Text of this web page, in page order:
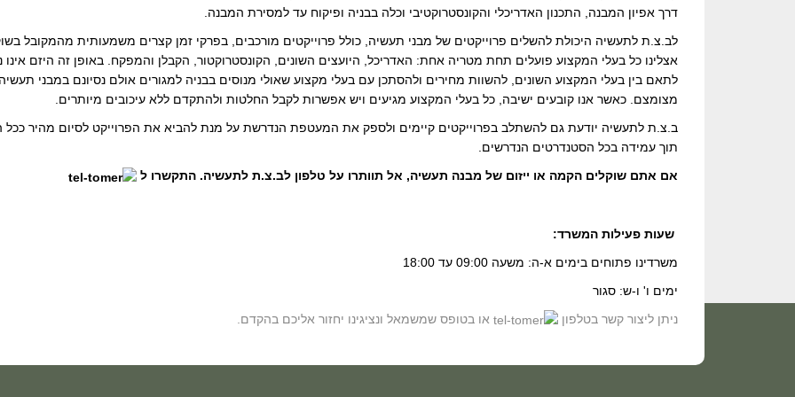
דרך אפיון המבנה, התכנון האדריכלי והקונסטרוקטיבי וכלה בבניה ופיקוח עד למסירת המבנה.
לב.צ.ת לתעשיה היכולת להשלים פרוייקטים של מבני תעשיה, כולל פרוייקטים מורכבים, בפרקי זמן קצרים משמעותית מהמקובל
אצלינו כל בעלי המקצוע פועלים תחת מטריה אחת: האדריכל, היועצים השונים, הקונסטרוקטור, הקבלן והמפקח. באופן זה היזם אינו
לתאם בין בעלי המקצוע השונים, להשוות מחירים ולהסתכן עם בעלי מקצוע שאולי מנוסים בבניה למגורים אולם נסיונם במבני תעשיה
מצומצם. כאשר אנו קובעים ישיבה, כל בעלי המקצוע מגיעים ויש אפשרות לקבל החלטות ולהתקדם ללא עיכובים מיותרים.
ב.צ.ת לתעשיה יודעת גם להשתלב בפרוייקטים קיימים ולספק את המעטפת הנדרשת על מנת להביא את הפרוייקט לסיום מהיר ככל
תוך עמידה בכל הסטנדרטים הנדרשים.
אם אתם שוקלים הקמה או ייזום של מבנה תעשיה, אל תוותרו על טלפון לב.צ.ת לתעשיה. התקשרו ל
שעות פעילות המשרד:
משרדינו פתוחים בימים א-ה: משעה 09:00 עד 18:00
ימים ו' ו-ש: סגור
ניתן ליצור קשר בטלפון
או בטופס שמשמאל ונציגינו יחזור אליכם בהקדם.